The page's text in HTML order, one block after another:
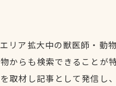
リア拡大中の獣医師・動
からも検索できることが
取材し記事として発信し